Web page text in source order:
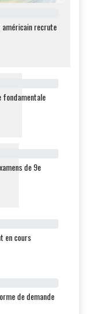
américain recrute
fondamentale
de 9e
en cours
de demande